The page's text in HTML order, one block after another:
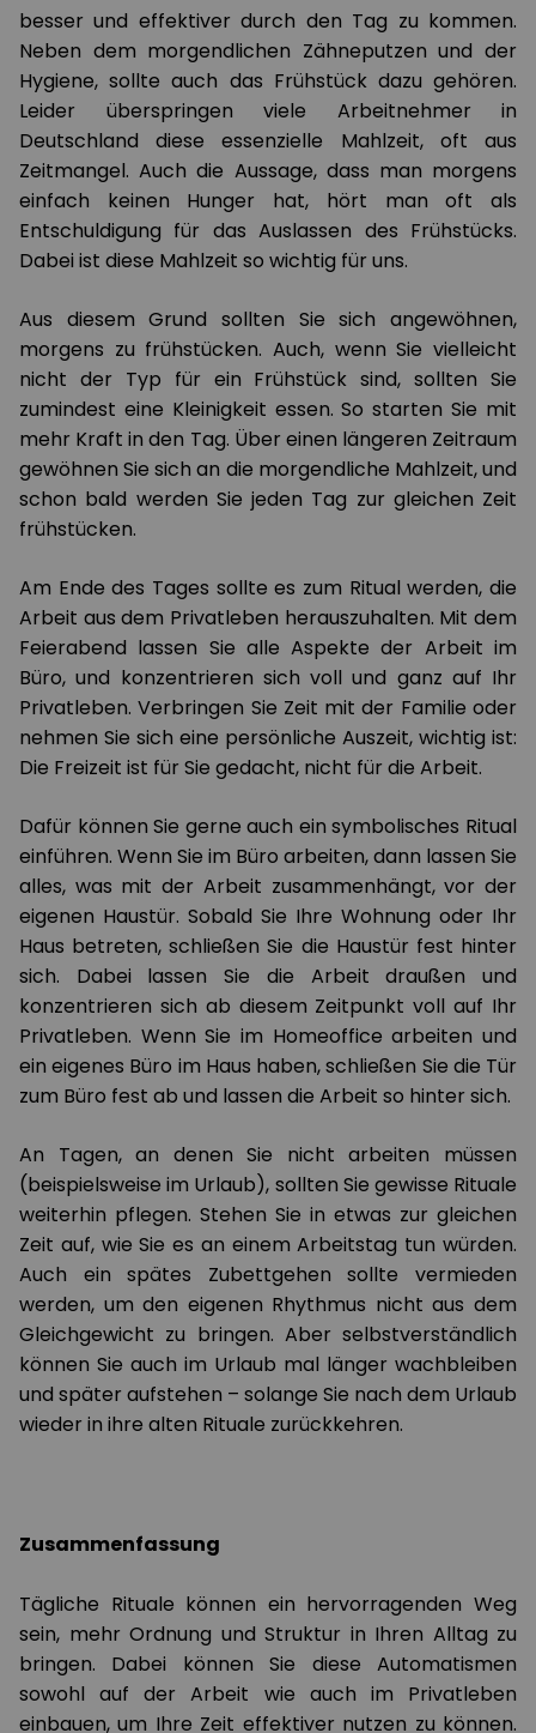
besser und effektiver durch den Tag zu kommen.
Neben dem morgendlichen Zähneputzen und der
Hygiene, sollte auch das Frühstück dazu gehören.
Leider überspringen viele Arbeitnehmer in
Deutschland diese essenzielle Mahlzeit, oft aus
Zeitmangel. Auch die Aussage, dass man morgens
einfach keinen Hunger hat, hört man oft als
Entschuldigung für das Auslassen des Frühstücks.
Dabei ist diese Mahlzeit so wichtig für uns.
Aus diesem Grund sollten Sie sich angewöhnen,
morgens zu frühstücken. Auch, wenn Sie vielleicht
nicht der Typ für ein Frühstück sind, sollten Sie
zumindest eine Kleinigkeit essen. So starten Sie mit
mehr Kraft in den Tag. Über einen längeren Zeitraum
gewöhnen Sie sich an die morgendliche Mahlzeit, und
schon bald werden Sie jeden Tag zur gleichen Zeit
frühstücken.
Am Ende des Tages sollte es zum Ritual werden, die
Arbeit aus dem Privatleben herauszuhalten. Mit dem
Feierabend lassen Sie alle Aspekte der Arbeit im
Büro, und konzentrieren sich voll und ganz auf Ihr
Privatleben. Verbringen Sie Zeit mit der Familie oder
nehmen Sie sich eine persönliche Auszeit, wichtig ist:
Die Freizeit ist für Sie gedacht, nicht für die Arbeit.
Dafür können Sie gerne auch ein symbolisches Ritual
einführen. Wenn Sie im Büro arbeiten, dann lassen Sie
alles, was mit der Arbeit zusammenhängt, vor der
eigenen Haustür. Sobald Sie Ihre Wohnung oder Ihr
Haus betreten, schließen Sie die Haustür fest hinter
sich. Dabei lassen Sie die Arbeit draußen und
konzentrieren sich ab diesem Zeitpunkt voll auf Ihr
Privatleben. Wenn Sie im Homeoffice arbeiten und
ein eigenes Büro im Haus haben, schließen Sie die Tür
zum Büro fest ab und lassen die Arbeit so hinter sich.
An Tagen, an denen Sie nicht arbeiten müssen
(beispielsweise im Urlaub), sollten Sie gewisse Rituale
weiterhin pflegen. Stehen Sie in etwas zur gleichen
Zeit auf, wie Sie es an einem Arbeitstag tun würden.
Auch ein spätes Zubettgehen sollte vermieden
werden, um den eigenen Rhythmus nicht aus dem
Gleichgewicht zu bringen. Aber selbstverständlich
können Sie auch im Urlaub mal länger wachbleiben
und später aufstehen – solange Sie nach dem Urlaub
wieder in ihre alten Rituale zurückkehren.
Zusammenfassung
Tägliche Rituale können ein hervorragenden Weg
sein, mehr Ordnung und Struktur in Ihren Alltag zu
bringen. Dabei können Sie diese Automatismen
sowohl auf der Arbeit wie auch im Privatleben
einbauen, um Ihre Zeit effektiver nutzen zu können.